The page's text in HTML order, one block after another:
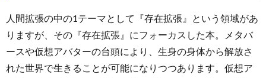
人間拡張の中の1テーマとして『存在拡張』という領域があ
りますが、その『存在拡張』にフォーカスした本。メタバ
ースや仮想アバターの台頭により、生身の身体から解放さ
れた世界で生きることが可能になりつつあります。仮想ア